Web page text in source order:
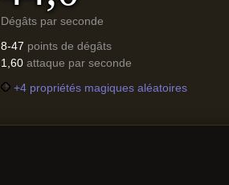
Dégâts par seconde
8-47 points de dégâts
1,60 attaque par seconde
+4 propriétés magiques aléatoires